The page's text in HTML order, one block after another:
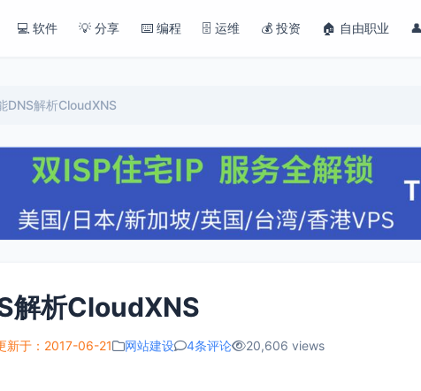
💻 软件 💡 分享 ⌨️ 编程 🗄️ 运维 💰 投资 🏠 自由职业
DNS解析CloudXNS
解析CloudXNS
新于：2017-06-21 网站建设 4条评论 20,606 views